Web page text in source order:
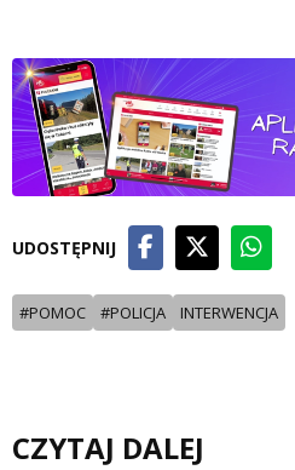
UDOSTĘPNIJ
#POMOC #POLICJA INTERWENCJA
CZYTAJ DALEJ